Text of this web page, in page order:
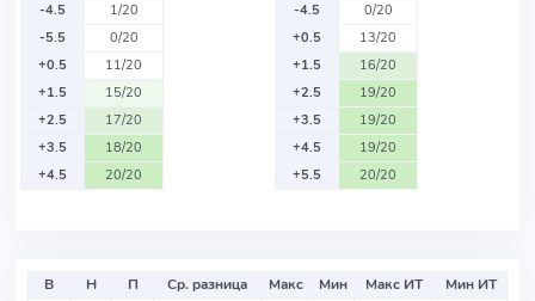
-4.5
1/20
-5.5
0/20
+0.5
11/20
+1.5
15/20
+2.5
17/20
+3.5
18/20
+4.5
20/20
-4.5
0/20
+0.5
13/20
+1.5
16/20
+2.5
19/20
+3.5
19/20
+4.5
19/20
+5.5
20/20
В Н П Ср. разница Макс Мин Макс ИТ
Мин ИТ